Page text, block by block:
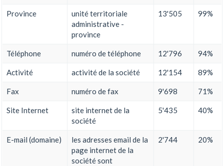
Province
unité territoriale
administrative -
province
13'505 99%
Téléphone numéro de téléphone 12'796 94%
Activité activité de la société 12'154 89%
Fax numéro de fax 9'698 71%
Site Internet
site internet de la
société
5'435 40%
E-mail (domaine)
les adresses email de la
page internet de la
société sont
2'744 20%